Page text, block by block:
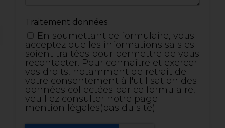
Traitement données
En soumettant ce formulaire, vous
acceptez que les informations saisies
soient traitées pour permettre de vous
recontacter. Pour connaître et exercer
vos droits, notamment de retrait de
votre consentement à l'utilisation des
données collectées par ce formulaire,
veuillez consulter notre page
mention légales(bas du site).